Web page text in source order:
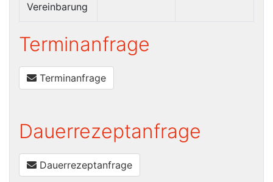
Vereinbarung
Terminanfrage
Terminanfrage
Dauerrezeptanfrage
Dauerrezeptanfrage